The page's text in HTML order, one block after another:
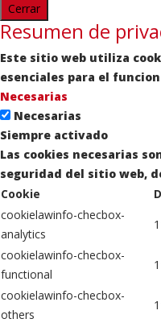
Cerrar
Resumen de
Este sitio web utiliza
esenciales para el
Necesarias
Necesarias
Siempre activado
Las cookies necesarias
seguridad del sitio web,
Cookie
cookielawinfo-checbox-
analytics
cookielawinfo-checbox-
functional
cookielawinfo-checbox-
others